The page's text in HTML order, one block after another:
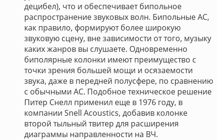
децибел), что и обеспечивает бипольное
распространение звуковых волн. Бипольные АС,
как правило, формируют более широкую
звуковую сцену, вне зависимости от того, музыку
каких жанров вы слушаете. Одновременно
биполярные колонки имеют преимущество с
точки зрения большей мощи и осязаемости
звука, даже в передней полусфере, по сравнению
с обычными АС. Подобное техническое решение
Питер Снелл применил еще в 1976 году, в
компании Snell Acoustics, добавив колонке
второй тыльный твитер для расширения
диаграммы направленности на ВЧ.